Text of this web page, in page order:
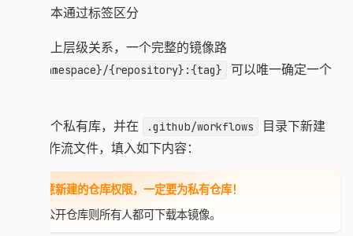
镜像版本通过标签区分
基于以上层级关系，一个完整的镜像路
{namespace}/{repository}:{tag}
可以唯一确定一个
新建一个私有库，并在 .github/workflows
目录下新建
yml 工作流文件，填入如下内容：
请注意新建的仓库权限，一定要为私有仓库！
若为公开仓库则所有人都可下载本镜像。